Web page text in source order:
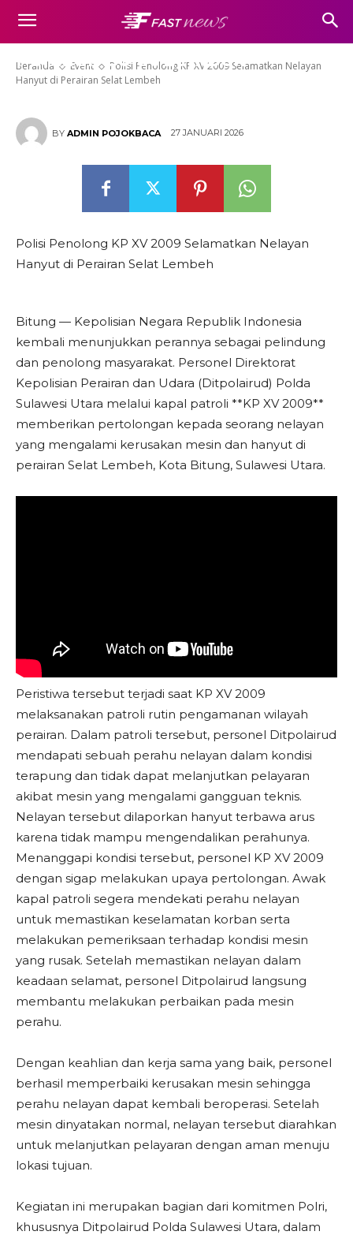
Beranda Event
Polisi Penolong KP XV 2009 Selamatkan Nelayan
Hanyut di Perairan Selat Lembeh
Polisi Penolong KP XV 2009
Selamatkan Nelayan Hanyut di
Perairan Selat Lembeh
BY ADMIN POJOKBACA 27 JANUARI 2026
Polisi Penolong KP XV 2009 Selamatkan Nelayan
Hanyut di Perairan Selat Lembeh
Bitung — Kepolisian Negara Republik Indonesia
kembali menunjukkan perannya sebagai pelindung
dan penolong masyarakat. Personel Direktorat
Kepolisian Perairan dan Udara (Ditpolairud) Polda
Sulawesi Utara melalui kapal patroli **KP XV 2009**
memberikan pertolongan kepada seorang nelayan
yang mengalami kerusakan mesin dan hanyut di
perairan Selat Lembeh, Kota Bitung, Sulawesi Utara.
Peristiwa tersebut terjadi saat KP XV 2009
melaksanakan patroli rutin pengamanan wilayah
perairan. Dalam patroli tersebut, personel Ditpolairud
mendapati sebuah perahu nelayan dalam kondisi
terapung dan tidak dapat melanjutkan pelayaran
akibat mesin yang mengalami gangguan teknis.
Nelayan tersebut dilaporkan hanyut terbawa arus
karena tidak mampu mengendalikan perahunya.
Menanggapi kondisi tersebut, personel KP XV 2009
dengan sigap melakukan upaya pertolongan. Awak
kapal patroli segera mendekati perahu nelayan
untuk memastikan keselamatan korban serta
melakukan pemeriksaan terhadap kondisi mesin
yang rusak. Setelah memastikan nelayan dalam
keadaan selamat, personel Ditpolairud langsung
membantu melakukan perbaikan pada mesin
perahu.
Dengan keahlian dan kerja sama yang baik, personel
berhasil memperbaiki kerusakan mesin sehingga
perahu nelayan dapat kembali beroperasi. Setelah
mesin dinyatakan normal, nelayan tersebut diarahkan
untuk melanjutkan pelayaran dengan aman menuju
lokasi tujuan.
Kegiatan ini merupakan bagian dari komitmen Polri,
khususnya Ditpolairud Polda Sulawesi Utara, dalam